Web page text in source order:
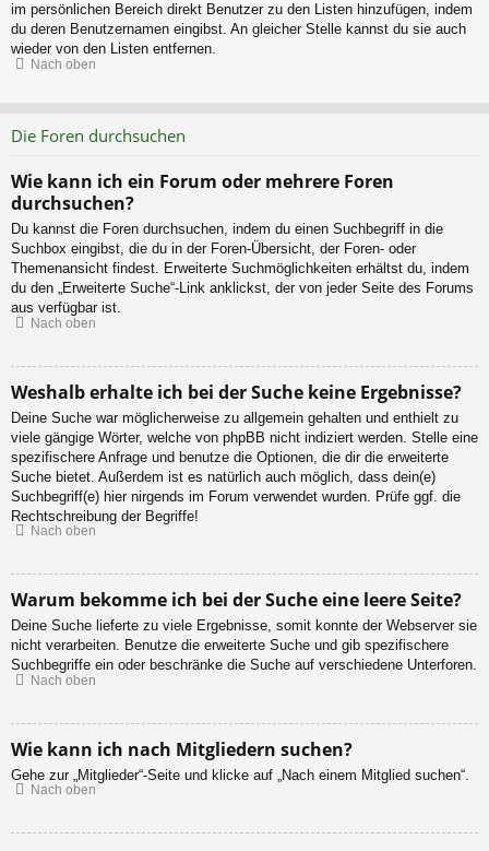
im persönlichen Bereich direkt Benutzer zu den Listen hinzufügen, indem
du deren Benutzernamen eingibst. An gleicher Stelle kannst du sie auch
wieder von den Listen entfernen.
Nach oben
Die Foren durchsuchen
Wie kann ich ein Forum oder mehrere Foren
durchsuchen?
Du kannst die Foren durchsuchen, indem du einen Suchbegriff in die
Suchbox eingibst, die du in der Foren-Übersicht, der Foren- oder
Themenansicht findest. Erweiterte Suchmöglichkeiten erhältst du, indem
du den „Erweiterte Suche“-Link anklickst, der von jeder Seite des Forums
aus verfügbar ist.
Nach oben
Weshalb erhalte ich bei der Suche keine Ergebnisse?
Deine Suche war möglicherweise zu allgemein gehalten und enthielt zu
viele gängige Wörter, welche von phpBB nicht indiziert werden. Stelle eine
spezifischere Anfrage und benutze die Optionen, die dir die erweiterte
Suche bietet. Außerdem ist es natürlich auch möglich, dass dein(e)
Suchbegriff(e) hier nirgends im Forum verwendet wurden. Prüfe ggf. die
Rechtschreibung der Begriffe!
Nach oben
Warum bekomme ich bei der Suche eine leere Seite?
Deine Suche lieferte zu viele Ergebnisse, somit konnte der Webserver sie
nicht verarbeiten. Benutze die erweiterte Suche und gib spezifischere
Suchbegriffe ein oder beschränke die Suche auf verschiedene Unterforen.
Nach oben
Wie kann ich nach Mitgliedern suchen?
Gehe zur „Mitglieder“-Seite und klicke auf „Nach einem Mitglied suchen“.
Nach oben